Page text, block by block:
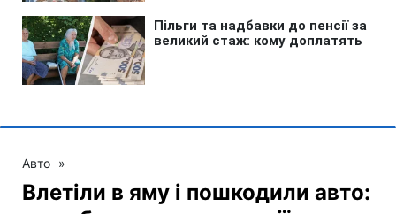
Авто »
Влетіли в яму і пошкодили авто: